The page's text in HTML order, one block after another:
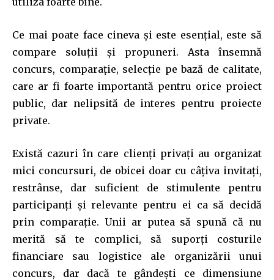
Ce mai poate face cineva și este esențial, este să
compare soluții și propuneri. Asta însemnă
concurs, comparație, selecție pe bază de calitate,
care ar fi foarte importantă pentru orice proiect
public, dar nelipsită de interes pentru proiecte
private.
Există cazuri în care clienți privați au organizat
mici concursuri, de obicei doar cu câțiva invitați,
restrânse, dar suficient de stimulente pentru
participanți și relevante pentru ei ca să decidă
prin comparație. Unii ar putea să spună că nu
merită să te complici, să suporți costurile
financiare sau logistice ale organizării unui
concurs, dar dacă te gândești ce dimensiune